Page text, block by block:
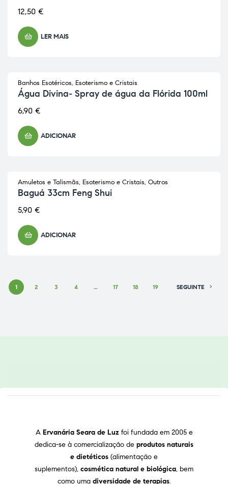
12,50 €
LER MAIS
Banhos Esotéricos, Esoterismo e Cristais
Água Divina- Spray de água da Flórida 100ml
6,90 €
ADICIONAR
Amuletos e Talismãs, Esoterismo e Cristais, Outros
Baguá 33cm Feng Shui
5,90 €
ADICIONAR
1 2 3 4 … 17 18 19 SEGUINTE
A Ervanária Seara de Luz foi fundada em 2005 e
dedica-se à comercialização de produtos naturais
e dietéticos (alimentação e
suplementos), cosmética natural e biológica, bem
como uma diversidade de terapias.